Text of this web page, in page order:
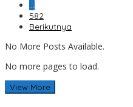
582
Berikutnya
No More Posts Available.
No more pages to load.
View More